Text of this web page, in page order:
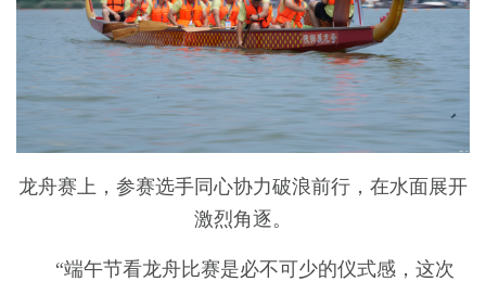
龙舟赛上，参赛选手同心协力破浪前行，在水面展开
激烈角逐。
“端午节看龙舟比赛是必不可少的仪式感，这次